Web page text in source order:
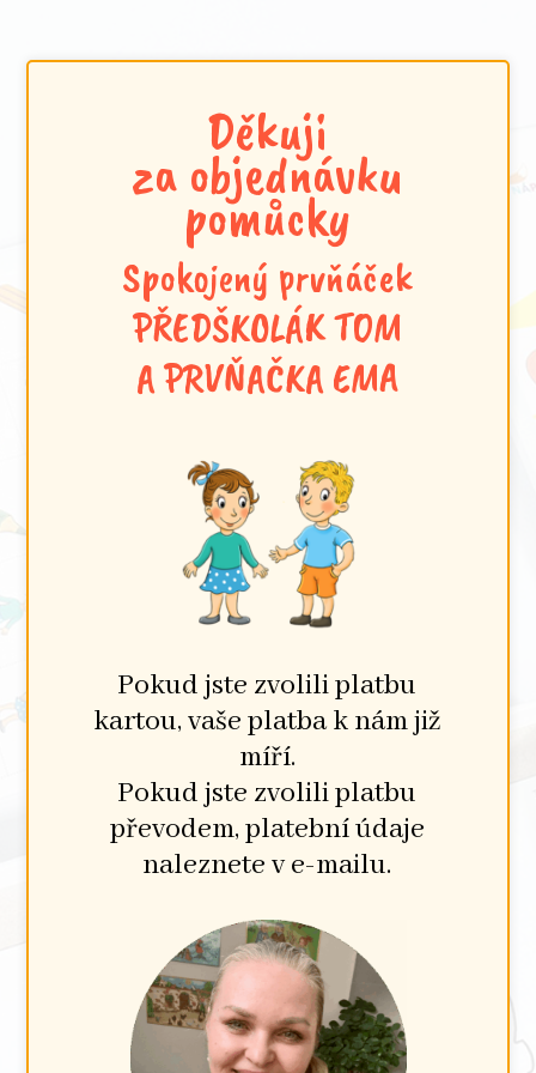
Děkuji
za objednávku
pomůcky
Spokojený prvňáček
PŘEDŠKOLÁK TOM
A PRVŇAČKA EMA
Pokud jste zvolili platbu
kartou, vaše platba k nám již
míří.
Pokud jste zvolili platbu
převodem, platební údaje
naleznete v e-mailu.